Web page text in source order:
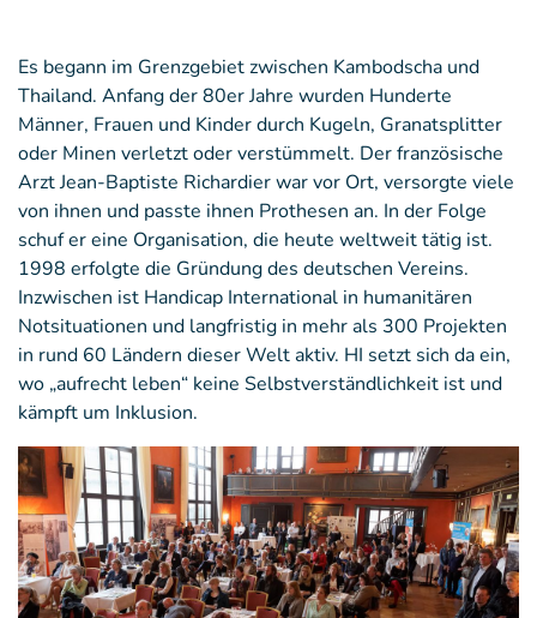
Es begann im Grenzgebiet zwischen Kambodscha und
Thailand. Anfang der 80er Jahre wurden Hunderte
Männer, Frauen und Kinder durch Kugeln, Granatsplitter
oder Minen verletzt oder verstümmelt. Der französische
Arzt Jean-Baptiste Richardier war vor Ort, versorgte viele
von ihnen und passte ihnen Prothesen an. In der Folge
schuf er eine Organisation, die heute weltweit tätig ist.
1998 erfolgte die Gründung des deutschen Vereins.
Inzwischen ist Handicap International in humanitären
Notsituationen und langfristig in mehr als 300 Projekten
in rund 60 Ländern dieser Welt aktiv. HI setzt sich da ein,
wo „aufrecht leben“ keine Selbstverständlichkeit ist und
kämpft um Inklusion.